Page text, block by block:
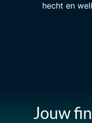
hecht en
Jouw